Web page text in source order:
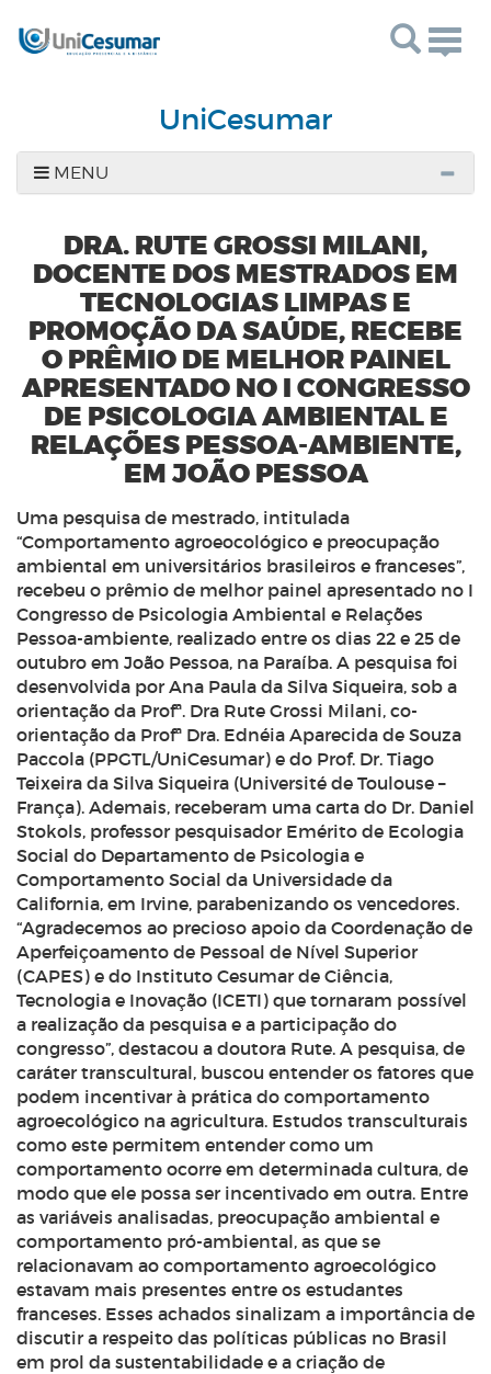
UniCesumar
MENU
DRA. RUTE GROSSI MILANI,
DOCENTE DOS MESTRADOS EM
TECNOLOGIAS LIMPAS E
PROMOÇÃO DA SAÚDE, RECEBE
O PRÊMIO DE MELHOR PAINEL
APRESENTADO NO I CONGRESSO
DE PSICOLOGIA AMBIENTAL E
RELAÇÕES PESSOA-AMBIENTE,
EM JOÃO PESSOA
Uma pesquisa de mestrado, intitulada
“Comportamento agroeocológico e preocupação
ambiental em universitários brasileiros e franceses”,
recebeu o prêmio de melhor painel apresentado no I
Congresso de Psicologia Ambiental e Relações
Pessoa-ambiente, realizado entre os dias 22 e 25 de
outubro em João Pessoa, na Paraíba. A pesquisa foi
desenvolvida por Ana Paula da Silva Siqueira, sob a
orientação da Profª. Dra Rute Grossi Milani, co-
orientação da Profª Dra. Ednéia Aparecida de Souza
Paccola (PPGTL/UniCesumar) e do Prof. Dr. Tiago
Teixeira da Silva Siqueira (Université de Toulouse –
França). Ademais, receberam uma carta do Dr. Daniel
Stokols, professor pesquisador Emérito de Ecologia
Social do Departamento de Psicologia e
Comportamento Social da Universidade da
California, em Irvine, parabenizando os vencedores.
“Agradecemos ao precioso apoio da Coordenação de
Aperfeiçoamento de Pessoal de Nível Superior
(CAPES) e do Instituto Cesumar de Ciência,
Tecnologia e Inovação (ICETI) que tornaram possível
a realização da pesquisa e a participação do
congresso”, destacou a doutora Rute. A pesquisa, de
caráter transcultural, buscou entender os fatores que
podem incentivar à prática do comportamento
agroecológico na agricultura. Estudos transculturais
como este permitem entender como um
comportamento ocorre em determinada cultura, de
modo que ele possa ser incentivado em outra. Entre
as variáveis analisadas, preocupação ambiental e
comportamento pró-ambiental, as que se
relacionavam ao comportamento agroecológico
estavam mais presentes entre os estudantes
franceses. Esses achados sinalizam a importância de
discutir a respeito das políticas públicas no Brasil
em prol da sustentabilidade e a criação de